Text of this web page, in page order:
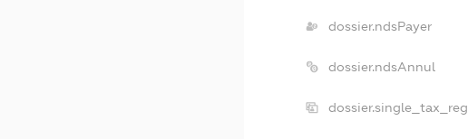
dossier.ndsPayer
dossier.ndsAnnul
dossier.single_tax_reg